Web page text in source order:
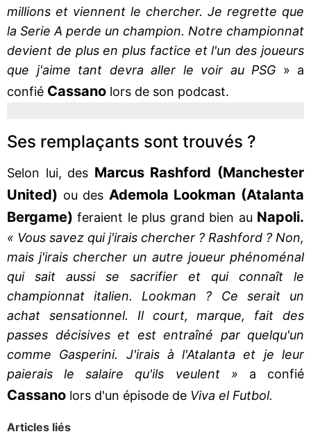
millions et viennent le chercher. Je regrette que
la Serie A perde un champion. Notre championnat
devient de plus en plus factice et l'un des joueurs
que j'aime tant devra aller le voir au PSG » a
confié Cassano lors de son podcast.
Ses remplaçants sont trouvés ?
Selon lui, des Marcus Rashford (Manchester
United) ou des Ademola Lookman (Atalanta
Bergame) feraient le plus grand bien au Napoli.
« Vous savez qui j'irais chercher ? Rashford ? Non,
mais j'irais chercher un autre joueur phénoménal
qui sait aussi se sacrifier et qui connaît le
championnat italien. Lookman ? Ce serait un
achat sensationnel. Il court, marque, fait des
passes décisives et est entraîné par quelqu'un
comme Gasperini. J'irais à l'Atalanta et je leur
paierais le salaire qu'ils veulent » a confié
Cassano lors d'un épisode de Viva el Futbol.
Articles liés